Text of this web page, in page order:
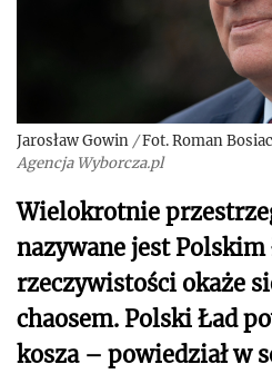
Jarosław Gowin /Fot. Roman
Agencja Wyborcza.pl
Wielokrotnie
nazywane jest Polskim
rzeczywistości okaże
chaosem. Polski Ład
kosza – powiedział w